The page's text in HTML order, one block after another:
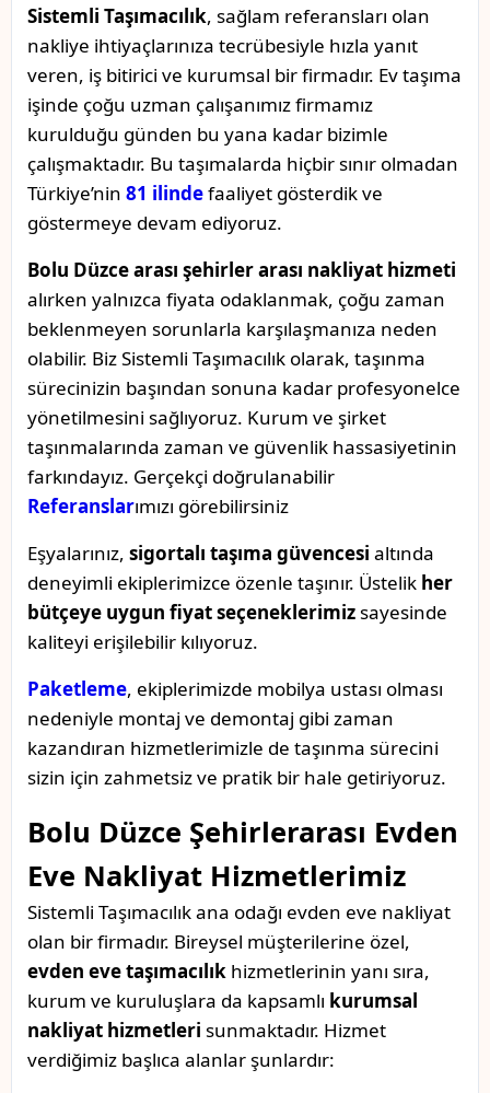
Sistemli Taşımacılık, sağlam referansları olan
nakliye ihtiyaçlarınıza tecrübesiyle hızla yanıt
veren, iş bitirici ve kurumsal bir firmadır. Ev taşıma
işinde çoğu uzman çalışanımız firmamız
kurulduğu günden bu yana kadar bizimle
çalışmaktadır. Bu taşımalarda hiçbir sınır olmadan
Türkiye’nin 81 ilindefaaliyet gösterdik ve
göstermeye devam ediyoruz.
Bolu Düzce arası şehirler arası nakliyat hizmeti
alırken yalnızca fiyata odaklanmak, çoğu zaman
beklenmeyen sorunlarla karşılaşmanıza neden
olabilir. Biz Sistemli Taşımacılık olarak, taşınma
sürecinizin başından sonuna kadar profesyonelce
yönetilmesini sağlıyoruz. Kurum ve şirket
taşınmalarında zaman ve güvenlik hassasiyetinin
farkındayız. Gerçekçi doğrulanabilir
Referanslarımızı görebilirsiniz
Eşyalarınız, sigortalı taşıma güvencesi altında
deneyimli ekiplerimizce özenle taşınır. Üstelik her
bütçeye uygun fiyat seçeneklerimizsayesinde
kaliteyi erişilebilir kılıyoruz.
Paketleme, ekiplerimizde mobilya ustası olması
nedeniyle montaj ve demontaj gibi zaman
kazandıran hizmetlerimizle de taşınma sürecini
sizin için zahmetsiz ve pratik bir hale getiriyoruz.
Bolu Düzce Şehirlerarası Evden
Eve Nakliyat Hizmetlerimiz
Sistemli Taşımacılık ana odağı evden eve nakliyat
olan bir firmadır. Bireysel müşterilerine özel,
evden eve taşımacılık hizmetlerinin yanı sıra,
kurum ve kuruluşlara da kapsamlı kurumsal
nakliyat hizmetleri sunmaktadır. Hizmet
verdiğimiz başlıca alanlar şunlardır: